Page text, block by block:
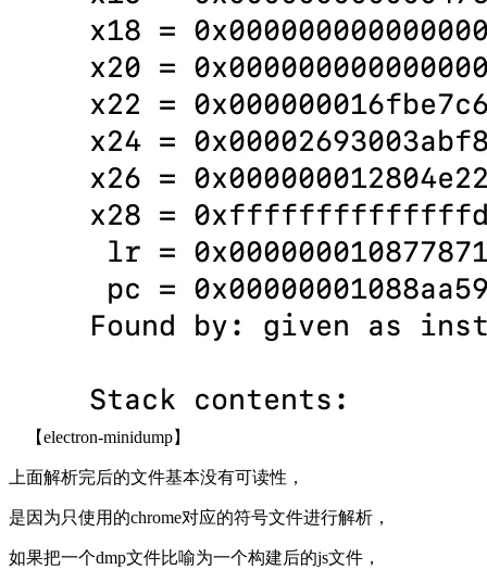
【electron-minidump】
上面解析完后的文件基本没有可读性，
是因为只使用的chrome对应的符号文件进行解析，
如果把一个dmp文件比喻为一个构建后的js文件，